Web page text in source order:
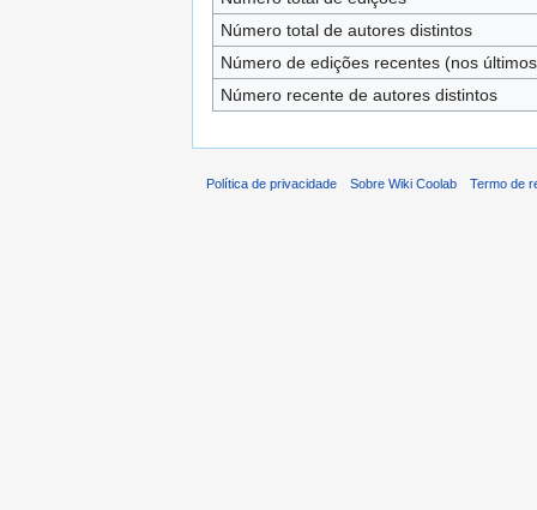
Número total de autores distintos
Número de edições recentes (nos
Número recente de autores distintos
Política de privacidade Sobre Wiki Coolab Termo de